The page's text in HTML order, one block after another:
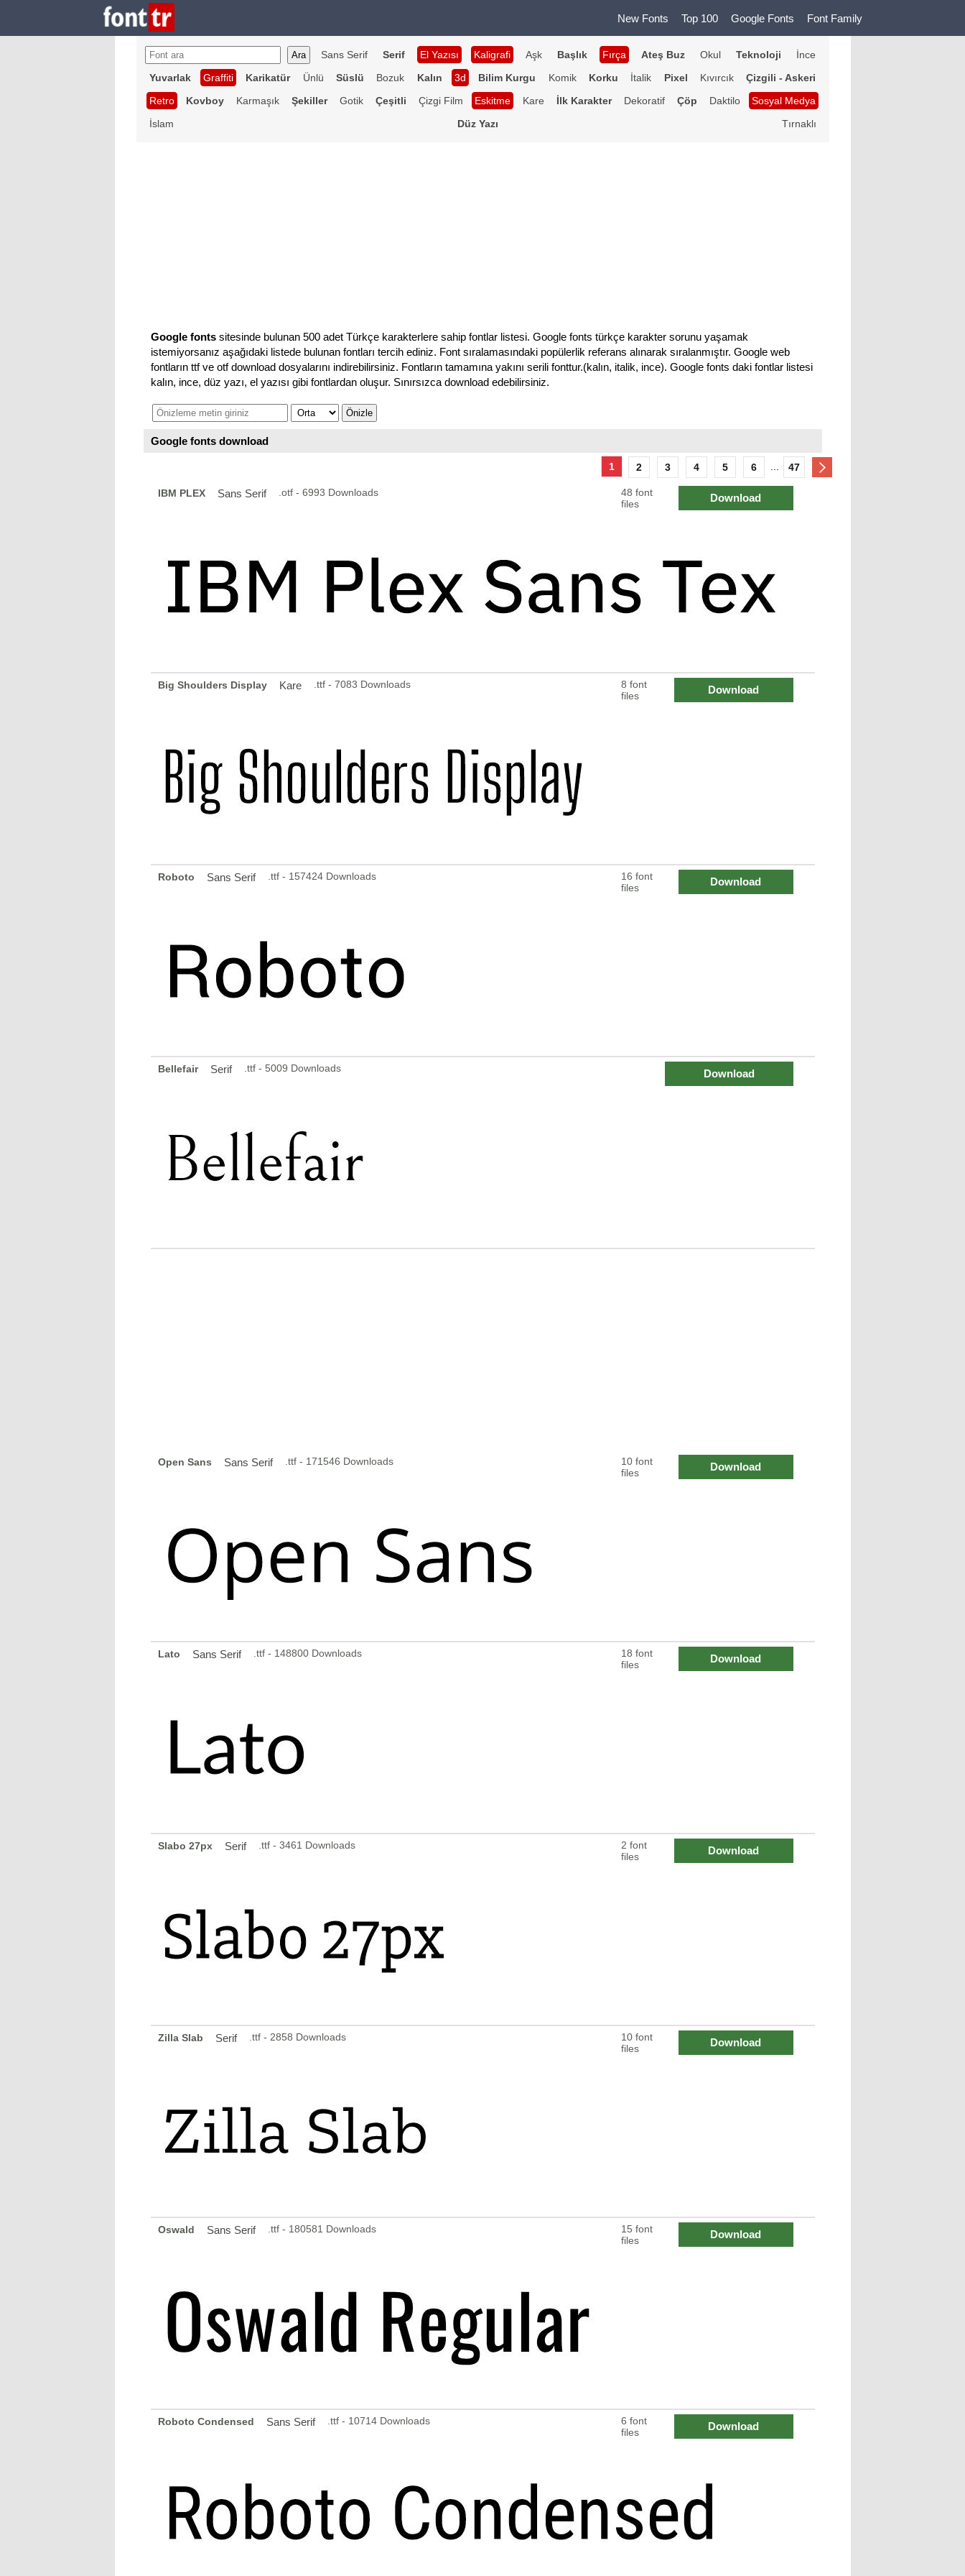
New Fonts Top 100 Google Fonts Font Family
Sans Serif Serif El Yazısı Kaligrafi Aşk Başlık Fırça Ateş Buz Okul Teknoloji
İnce
Yuvarlak
Graffiti Karikatür Ünlü Süslü Bozuk Kalın 3d Bilim Kurgu Komik Korku İtalik Pixel Kıvırcık
Çizgili - Askeri
Retro
Kovboy Karmaşık Şekiller Gotik Çeşitli Çizgi Film Eskitme Kare İlk Karakter Dekoratif Çöp Daktilo
Sosyal Medya
İslam
Düz Yazı Tırnaklı
Google fontssitesinde bulunan 500 adet Türkçe karakterlere sahip fontlar listesi. Google fonts türkçe karakter sorunu yaşamak
istemiyorsanız aşağıdaki listede bulunan fontları tercih ediniz. Font sıralamasındaki popülerlik referans alınarak sıralanmıştır. Google web
fontların ttf ve otf download dosyalarını indirebilirsiniz. Fontların tamamına yakını serili fonttur.(kalın, italik, ince). Google fonts daki fontlar listesi
kalın, ince, düz yazı, el yazısı gibi fontlardan oluşur. Sınırsızca download edebilirsiniz.
Google fonts download
1 2 3 4 5 6 47
IBM PLEX Sans Serif .otf - 6993 Downloads
48 font
files
Download
Big Shoulders Display Kare .ttf - 7083 Downloads
8 font
files
Download
Roboto Sans Serif .ttf - 157424 Downloads
16 font
files
Download
Bellefair Serif .ttf - 5009 Downloads Download
Open Sans Sans Serif .ttf - 171546 Downloads
10 font
files
Download
Lato Sans Serif .ttf - 148800 Downloads
18 font
files
Download
Slabo 27px Serif .ttf - 3461 Downloads
2 font
files
Download
Zilla Slab Serif .ttf - 2858 Downloads
10 font
files
Download
Oswald Sans Serif .ttf - 180581 Downloads
15 font
files
Download
Roboto Condensed Sans Serif .ttf - 10714 Downloads
6 font
files
Download